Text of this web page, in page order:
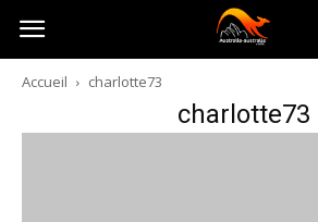
Australia-
australie.com
Accueil charlotte73
charlotte73